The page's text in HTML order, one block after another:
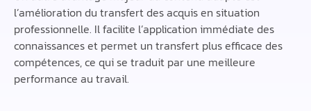
l’amélioration du transfert des acquis en situation
professionnelle. Il facilite l’application immédiate des
connaissances et permet un transfert plus efficace des
compétences, ce qui se traduit par une meilleure
performance au travail.